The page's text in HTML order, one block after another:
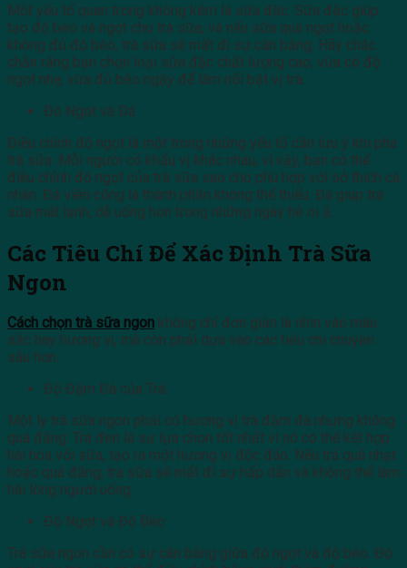
Một yếu tố quan trọng không kém là sữa đặc. Sữa đặc giúp
tạo độ béo và ngọt cho trà sữa, và nếu sữa quá ngọt hoặc
không đủ độ béo, trà sữa sẽ mất đi sự cân bằng. Hãy chắc
chắn rằng bạn chọn loại sữa đặc chất lượng cao, vừa có độ
ngọt nhẹ, vừa đủ béo ngậy để làm nổi bật vị trà.
Độ Ngọt và Đá
Điều chỉnh độ ngọt là một trong những yếu tố cần lưu ý khi pha
trà sữa. Mỗi người có khẩu vị khác nhau, vì vậy, bạn có thể
điều chỉnh độ ngọt của trà sữa sao cho phù hợp với sở thích cá
nhân. Đá viên cũng là thành phần không thể thiếu. Đá giúp trà
sữa mát lạnh, dễ uống hơn trong những ngày hè oi ả.
Các Tiêu Chí Để Xác Định Trà Sữa
Ngon
Cách chọn trà sữa ngon không chỉ đơn giản là nhìn vào màu
sắc hay hương vị, mà còn phải dựa vào các tiêu chí chuyên
sâu hơn.
Độ Đậm Đà của Trà
Một ly trà sữa ngon phải có hương vị trà đậm đà nhưng không
quá đắng. Trà đen là sự lựa chọn tốt nhất vì nó có thể kết hợp
hài hòa với sữa, tạo ra một hương vị độc đáo. Nếu trà quá nhạt
hoặc quá đắng, trà sữa sẽ mất đi sự hấp dẫn và không thể làm
hài lòng người uống.
Độ Ngọt và Độ Béo
Trà sữa ngon cần có sự cân bằng giữa độ ngọt và độ béo. Độ